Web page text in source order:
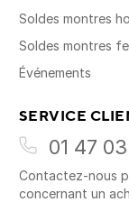
Soldes montres
Soldes montres
Événements
SERVICE
01 47
Contactez-nous
concernant un